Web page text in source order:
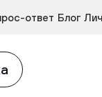
3-5 лет
ответ Блог